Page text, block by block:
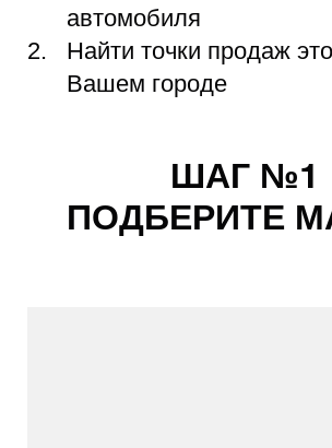
автомобиля
Найти точки продаж
Вашем городе
ШАГ №1
ПОДБЕРИТЕ